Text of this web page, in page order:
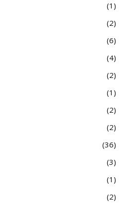
1
2
6
4
2
1
2
2
36
3
1
2